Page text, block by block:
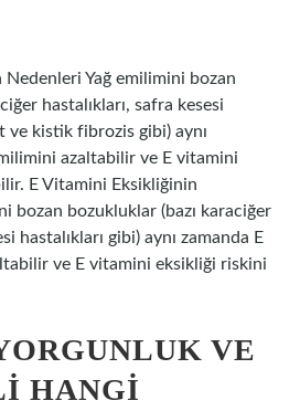
Yağ emilimini bozan
hastalıkları, safra kesesi
ve kistik fibrozis gibi) aynı
azaltabilir ve E vitamini
E Vitamini Eksikliğinin
bozan bozukluklar (bazı karaciğer
hastalıkları gibi) aynı zamanda E
ve E vitamini eksikliği riskini
VE
HANGI